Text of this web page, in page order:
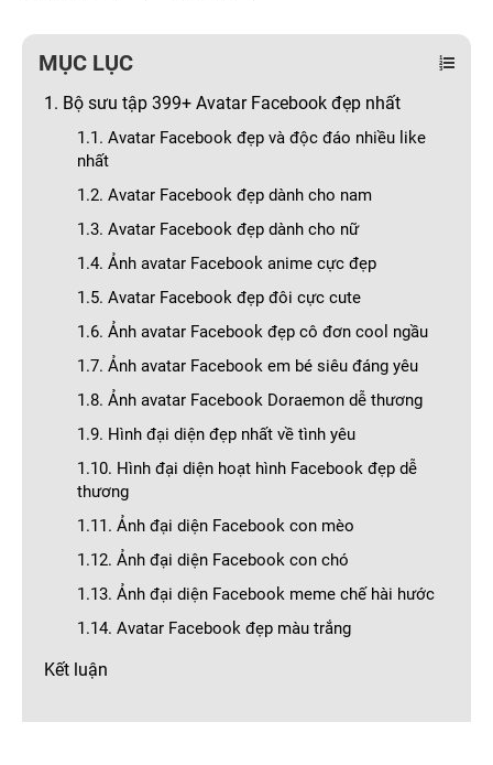
MỤC LỤC
1. Bộ sưu tập 399+ Avatar Facebook đẹp nhất
1.1. Avatar Facebook đẹp và độc đáo nhiều like
nhất
1.2. Avatar Facebook đẹp dành cho nam
1.3. Avatar Facebook đẹp dành cho nữ
1.4. Ảnh avatar Facebook anime cực đẹp
1.5. Avatar Facebook đẹp đôi cực cute
1.6. Ảnh avatar Facebook đẹp cô đơn cool ngầu
1.7. Ảnh avatar Facebook em bé siêu đáng yêu
1.8. Ảnh avatar Facebook Doraemon dễ thương
1.9. Hình đại diện đẹp nhất về tình yêu
1.10. Hình đại diện hoạt hình Facebook đẹp dễ
thương
1.11. Ảnh đại diện Facebook con mèo
1.12. Ảnh đại diện Facebook con chó
1.13. Ảnh đại diện Facebook meme chế hài hước
1.14. Avatar Facebook đẹp màu trắng
Kết luận